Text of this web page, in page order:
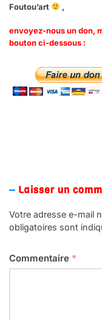
Foutou’art
,
envoyez-nous un don,
bouton ci-dessous :
Laisser un
Votre adresse e-mail
obligatoires sont
Commentaire *